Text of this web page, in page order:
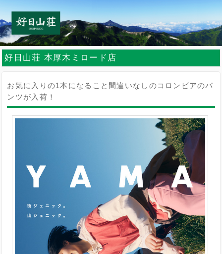
好日山荘 本厚木ミロード店
お気に入りの1本になること間違いなしのコロンビアのパ
ンツが入荷！